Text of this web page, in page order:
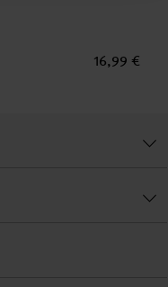
16,99 €